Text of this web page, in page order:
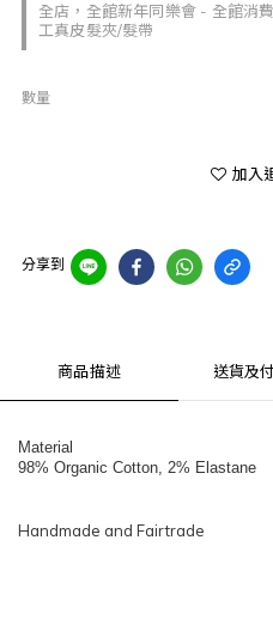
全店，全館新年同樂會 - 全館消
工真皮髮夾/髮帶
數量
加入
分享到
商品描述 送貨及
Material
98% Organic Cotton, 2% Elastane
Handmade and Fairtrade